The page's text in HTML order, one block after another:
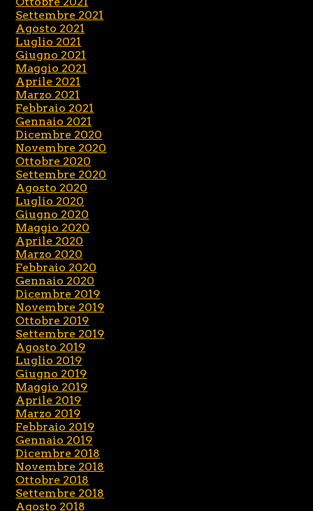
Settembre 2021
Agosto 2021
Luglio 2021
Giugno 2021
Maggio 2021
Aprile 2021
Marzo 2021
Febbraio 2021
Gennaio 2021
Dicembre 2020
Novembre 2020
Ottobre 2020
Settembre 2020
Agosto 2020
Luglio 2020
Giugno 2020
Maggio 2020
Aprile 2020
Marzo 2020
Febbraio 2020
Gennaio 2020
Dicembre 2019
Novembre 2019
Ottobre 2019
Settembre 2019
Agosto 2019
Luglio 2019
Giugno 2019
Maggio 2019
Aprile 2019
Marzo 2019
Febbraio 2019
Gennaio 2019
Dicembre 2018
Novembre 2018
Ottobre 2018
Settembre 2018
Agosto 2018